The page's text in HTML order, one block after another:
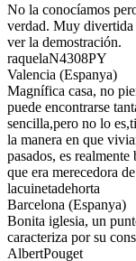
No la conocíamos
verdad. Muy divertida
ver la demostración.
raquelaN4308PY
Valencia (Espanya)
Magnífica casa, no
puede encontrarse
sencilla,pero no lo
la manera en que
pasados, es
que era merecedora
lacuinetadehorta
Barcelona (Espanya)
Bonita iglesia, un
caracteriza por su
AlbertPouget